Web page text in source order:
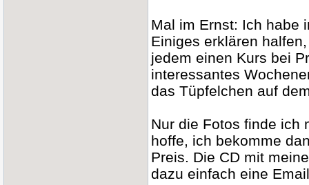
Mal im Ernst: Ich habe
Einiges erklären
jedem einen Kurs bei
interessantes
das Tüpfelchen auf
Nur die Fotos finde ich
hoffe, ich bekomme
Preis. Die CD mit
dazu einfach eine